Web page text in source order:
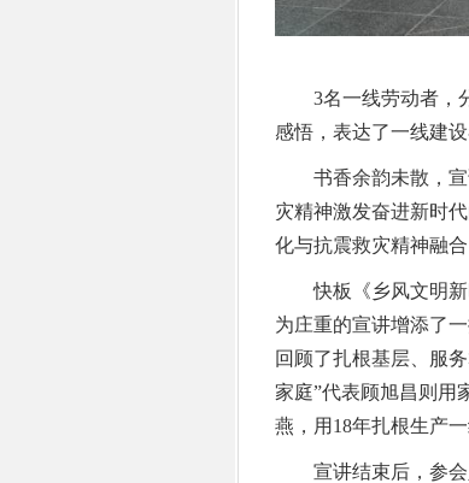
3名一线劳动者，分
感悟，表达了一线建
书香余韵未散，宣
灾精神激发奋进新时
化与抗震救灾精神融
快板《乡风文明新
为庄重的宣讲增添了
回顾了扎根基层、服
家庭”代表顾旭昌则用
燕，用18年扎根生产
宣讲结束后，参会